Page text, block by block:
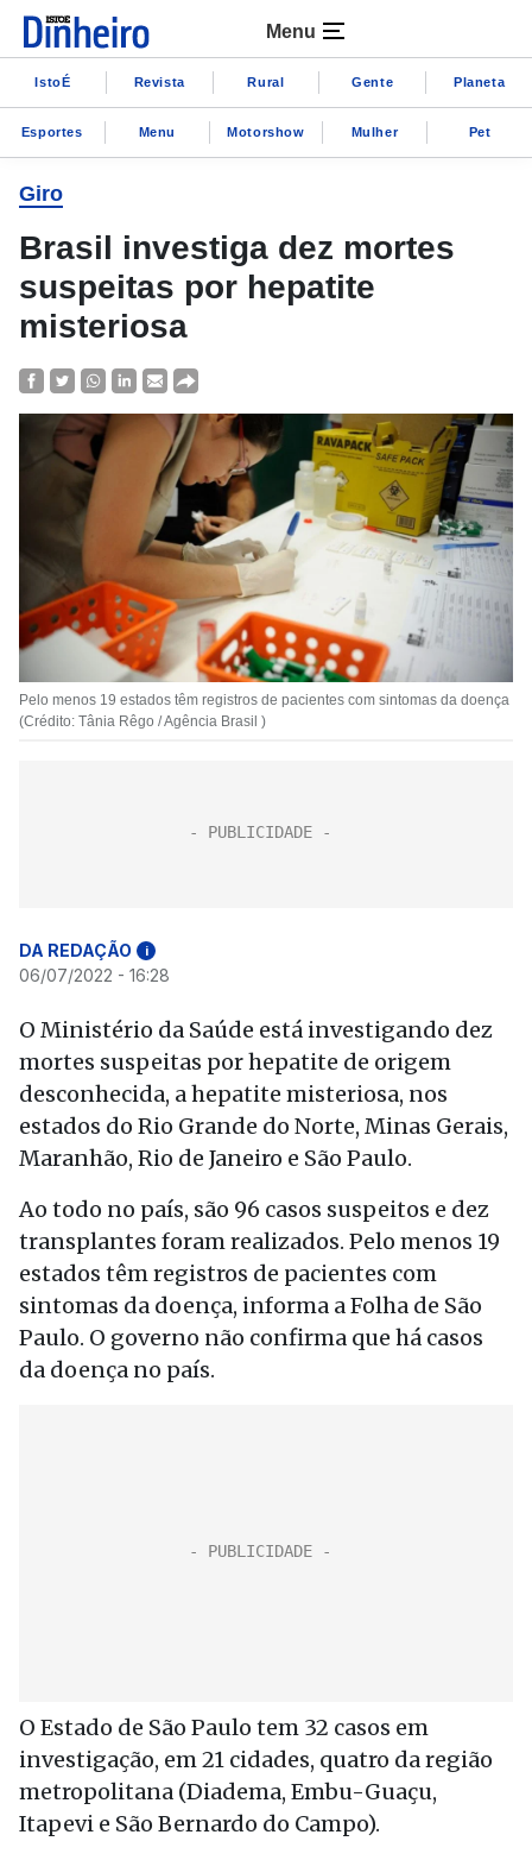
Menu
IstoÉ Revista Rural Gente Planeta
Esportes Menu Motorshow Mulher Pet
Giro
Brasil investiga dez mortes
suspeitas por hepatite
misteriosa
Pelo menos 19 estados têm registros de pacientes com sintomas da doença
(Crédito: Tânia Rêgo / Agência Brasil )
DA REDAÇÃO i
06/07/2022 - 16:28
O Ministério da Saúde está investigando dez
mortes suspeitas por hepatite de origem
desconhecida, a hepatite misteriosa, nos
estados do Rio Grande do Norte, Minas Gerais,
Maranhão, Rio de Janeiro e São Paulo.
Ao todo no país, são 96 casos suspeitos e dez
transplantes foram realizados. Pelo menos 19
estados têm registros de pacientes com
sintomas da doença, informa a Folha de São
Paulo. O governo não confirma que há casos
da doença no país.
O Estado de São Paulo tem 32 casos em
investigação, em 21 cidades, quatro da região
metropolitana (Diadema, Embu-Guaçu,
Itapevi e São Bernardo do Campo).